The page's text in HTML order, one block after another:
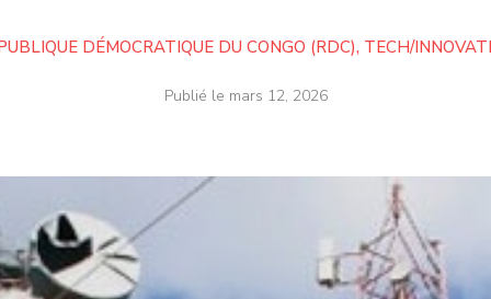
DÉMOCRATIQUE DU CONGO (RDC), TECH/
Publié le mars 12, 2026